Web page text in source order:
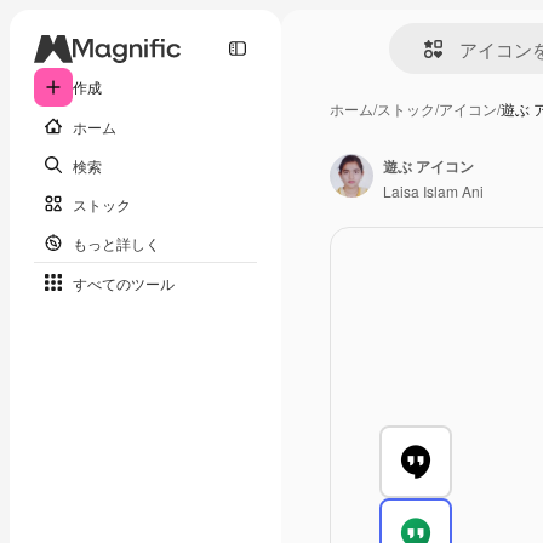
作成
ホーム
検索
ストック
もっと詳しく
すべてのツール
ホーム/ストック/アイコン/遊ぶ
遊ぶ アイコン
Laisa Islam Ani